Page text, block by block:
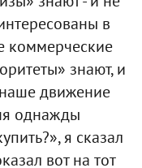
в
коммерческие
знают, и
движение
однажды
я сказал
вот на тот